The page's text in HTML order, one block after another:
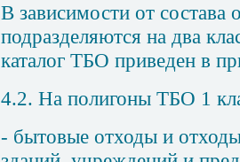
В зависимости от состава
подразделяются на два
каталог ТБО приведен в
4.2. На полигоны ТБО 1
- бытовые отходы и